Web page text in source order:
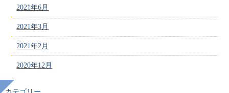
2021年6月
2021年3月
2021年2月
2020年12月